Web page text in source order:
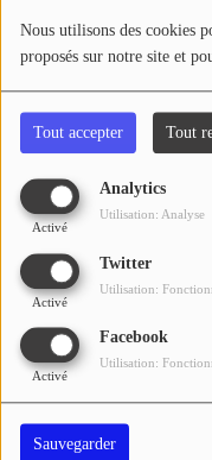
Nous utilisons des cookies
proposés sur notre site et
Tout accepter Tout
Analytics
Activé
Utilisation: Analyse
Twitter
Activé
Utilisation:
Facebook
Activé
Utilisation:
Sauvegarder
Une
le
trait
route